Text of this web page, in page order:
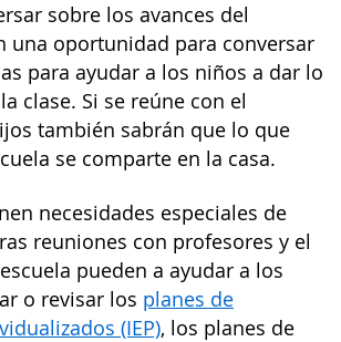
sobre los avances del
una oportunidad para conversar
para ayudar a los niños a dar lo
clase. Si se reúne con el
también sabrán que lo que
se comparte en la casa.
necesidades especiales de
reuniones con profesores y el
pueden a ayudar a los
o revisar los planes de
(IEP), los planes de